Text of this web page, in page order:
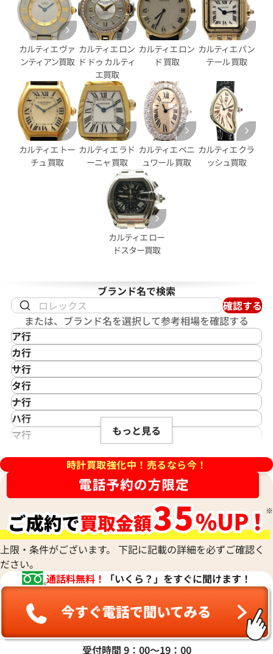
ンテール MM 2ロウ
日時点の参考買取価格です
カルティエ カリブル ドゥ カ
ロノグラフ W7100061
参考買取価格
630,000円
※2026年4月9日時点の参考買
ンテール ウォッチ MM
格
9日時点の参考買取価格です
カルティエ カリブル ドゥ カ
W7100045
参考買取価格
620,000円
※2026年5月9日時点の参考買
ンテール ウォッチ ミニモデ カルティエ パンテール MM
カルティエ ヴァ
ンティアン買取
カルティエ ロン
ド ドゥ カルティ
エ買取
カルティエ ロン
ド 買取
カルティエ パン
テール 買取
カルティエ トー
チュ 買取
カルティエ ラド
ーニャ 買取
カルティエ ベニ
ュワール 買取
カルティエ クラ
ッシュ買取
カルティエ ロー
ドスター買取
ブランド名で検索
確認する
または、ブランド名を選択して参考相場を確認する
ア行
IKEPOD
アイクポッド
IWC
アイダブリューシー
Azimuth
アジムース
ANONIMO
Alain Silberstein
アラン・シルベスタイン
Armand Nicolet
アルマン・ニコレ
WALTHAM
ウォルサム
HUBLOT
ウブロ
ETERNA
エテルナ
EDOX
エドックス
EBERHARD
カ行
CASIO
カシオ
Cartier
カルティエ
Gaga Milano
ガガミラノ
Quinting
クインティング
Cuervo y Sobrinos
クエルボ・イ・ソブリノス
CVSTOS
クストス
Chronoswiss
クロノスイス
GUCCI
グッチ
Graham
グラハム
グランドセイコー
サ行
Saint Laurent
サンローラン
Shellman
シェルマン
CITIZEN
シチズン
Chopard
ショパール
CHAUMET
ショーメ
Jacob & Co.
ジェイコブ
Gerald Genta
ジェラルド・ジェンタ
Jaeger-LeCoultre
ジャガー・ルクルト
Jaquet Droz
タ行
TAG Heuer
タグ・ホイヤー
Daniel Roth
ダニエル・ロート
TUDOR
チューダー(チュードル)
ティファニー
Dior
ディオール
ナ行
NOMOS Glashütte
ノモス グラスヒュッテ
ハ行
Hamilton
Harry Winston
ハリー・ウィンストン
Patek Philippe
Panerai
パネライ
Parmigiani Fleurier
パルミジャーニ・フルリエ
Piaget
PIERRE KUNZ
ピエール・クンツ
FRANCK MULLER
マ行
MAURICE LACROIX
モーリス・ラクロア
RALPH LAUREN
ラルフ ローレン
リシャール・ミル
Louis Vuitton
ルイ・ヴィトン
Luminox
ルミノックス
Ressence
ROGER DUBUIS
ロジェ・デュブイ
ROLEX
もっと見る
時計買取強化中！売るなら今！
上限・条件がございます。 下記に記載の詳細を必ずご確認く
ださい。
通話料無料！
「いくら？」をすぐに聞けます！
受付時間 9：00〜19：00